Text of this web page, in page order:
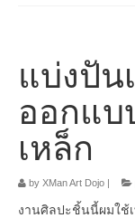
สินค้าของเรา
งานเรซิ่
อื่นๆ
แบ่งปัน
ออกแ
เหล็ก
by XMan Art Dojo |
งานศิลปะชิ้นนี้ผมใช้